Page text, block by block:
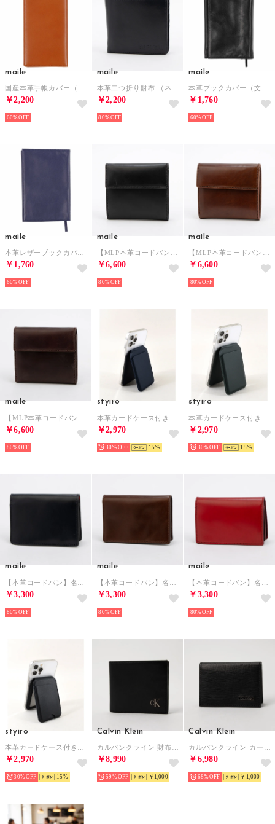
maile
￥2,200
60%
maile
￥2,200
80%
maile
￥1,760
60%
maile
￥1,760
60%
maile
￥6,600
80%
maile
￥6,600
80%
maile
￥6,600
80%
styiro
￥2,970
30% 15
styiro
￥2,970
30% 15
maile
￥3,300
80%
maile
￥3,300
80%
maile
￥3,300
80%
styiro
￥2,970
30% 15
Calvin Klein
￥8,990
59% ￥1,000
Calvin Klein
￥6,980
68% ￥1,000